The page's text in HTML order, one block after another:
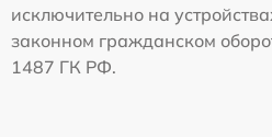
исключительно на
законном гражданском
1487 ГК РФ.